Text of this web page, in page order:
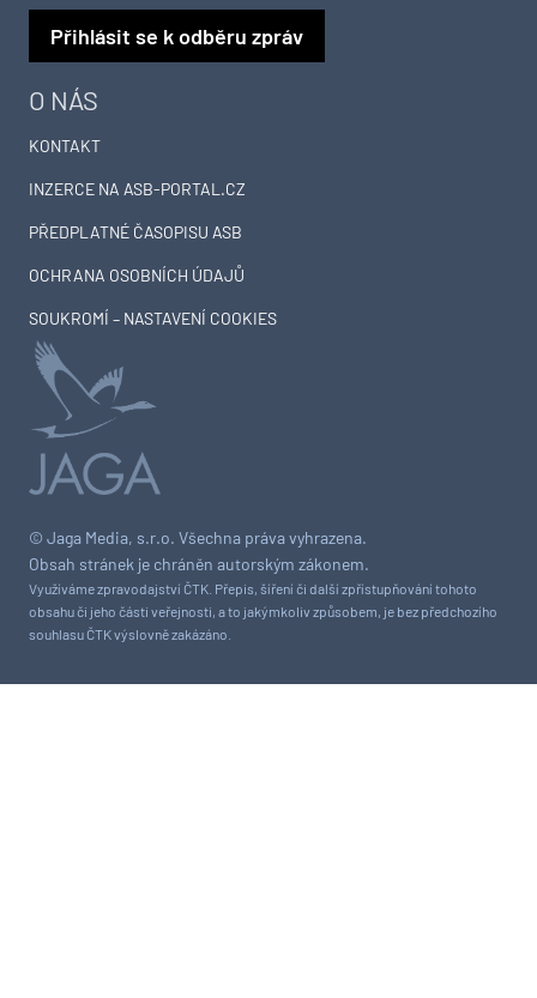
© Jaga Media, s.r.o. Všechna práva vyhrazena.
Obsah stránek je chráněn autorským zákonem.
Využíváme zpravodajství ČTK. Přepis, šíření či další zpřístupňování tohoto
obsahu či jeho části veřejnosti, a to jakýmkoliv způsobem, je bez předchozího
souhlasu ČTK výslovně zakázáno.
O NÁS
KONTAKT
INZERCE NA ASB-PORTAL.CZ
PŘEDPLATNÉ ČASOPISU ASB
OCHRANA OSOBNÍCH ÚDAJŮ
SOUKROMÍ – NASTAVENÍ COOKIES
Přihlásit se k odběru zpráv